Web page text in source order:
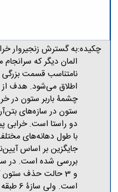
Analysis
دفتر
کارآموزی
بنیاد
ملی
نخبگان
شرکت
های
چکیده:به گسترش زنجیروار
المان دیگر که
نامتناسب قسمت
اطلاق می‌شود. هدف
چشمۀ باربر ستون در
ستون در سازه‌های
با طول دهانه‌های
و 3 حالت حذف
است.